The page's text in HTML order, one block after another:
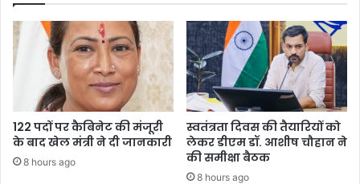
क्वार्टरफाइनल
में
122 पदों पर कैबिनेट की मंजूरी
के बाद खेल मंत्री ने दी जानकारी
8 hours ago
स्वतंत्रता दिवस की तैयारियों को
लेकर डीएम डॉ. आशीष चौहान ने
की समीक्षा बैठक
8 hours ago